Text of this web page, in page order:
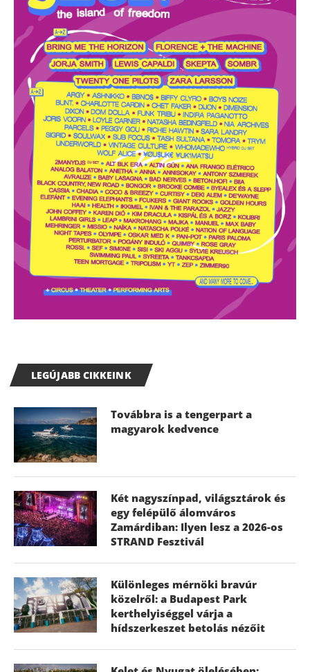
LEGÚJABB CIKKEINK
Továbbra is a tengerpart a
magyarok kedvence
Két nagyszínpad, világsztárok és
egy felépülő álomváros
Zamárdiban: Ilyen lesz a 2026-os
STRAND Fesztivál
Különleges mérnöki bravúr
közelről: a Budapest Park
kerthelyiséggel várja a
hídszerkeszet betolás nézőit